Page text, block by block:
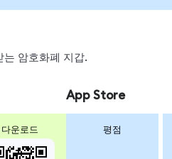
암호화폐 지갑.
다운로드
App Store
평점